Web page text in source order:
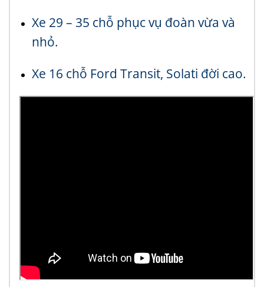
Xe 29 – 35 chỗ phục vụ đoàn vừa và
nhỏ.
Xe 16 chỗ Ford Transit, Solati đời cao.